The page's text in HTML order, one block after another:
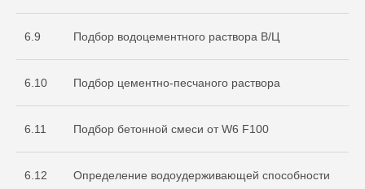
6.9 Подбор водоцементного раствора В/Ц
6.10 Подбор цементно-песчаного раствора
6.11 Подбор бетонной смеси от W6 F100
6.12 Определение водоудерживающей способности